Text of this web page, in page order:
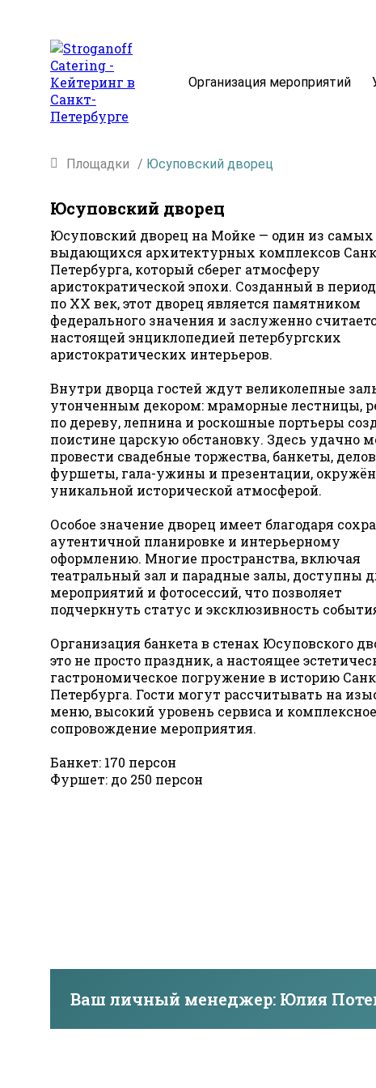
Организация мероприятий
Площадки / Юсуповский дворец
Юсуповский дворец
Юсуповский дворец на Мойке — один из самых
выдающихся архитектурных комплексов
Петербурга, который сберег атмосферу
аристократической эпохи. Созданный в
по XX век, этот дворец является памятником
федерального значения и заслуженно
настоящей энциклопедией петербургских
аристократических интерьеров.
Внутри дворца гостей ждут великолепные
утонченным декором: мраморные лестницы,
по дереву, лепнина и роскошные портьеры
поистине царскую обстановку. Здесь удачно
провести свадебные торжества, банкеты,
фуршеты, гала-ужины и презентации,
уникальной исторической атмосферой.
Особое значение дворец имеет благодаря
аутентичной планировке и интерьерному
оформлению. Многие пространства, включая
театральный зал и парадные залы, доступны
мероприятий и фотосессий, что позволяет
подчеркнуть статус и эксклюзивность
Организация банкета в стенах Юсуповского
это не просто праздник, а настоящее
гастрономическое погружение в историю
Петербурга. Гости могут рассчитывать на
меню, высокий уровень сервиса и комплексное
сопровождение мероприятия.
Банкет: 170 персон
Фуршет: до 250 персон
Ваш личный менеджер: Юлия